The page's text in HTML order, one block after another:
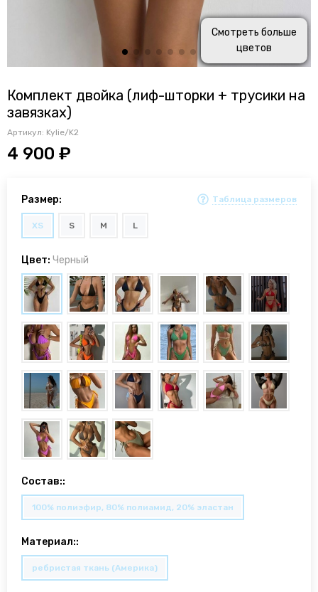
Смотреть больше
цветов
Комплект двойка (лиф-шторки + трусики на
завязках)
Артикул: Kylie/K2
4 900 ₽
Размер: Таблица размеров
XS S M L
Цвет: Черный
Состав::
100% полиэфир, 80% полиамид, 20% эластан
Материал::
ребристая ткань (Америка)